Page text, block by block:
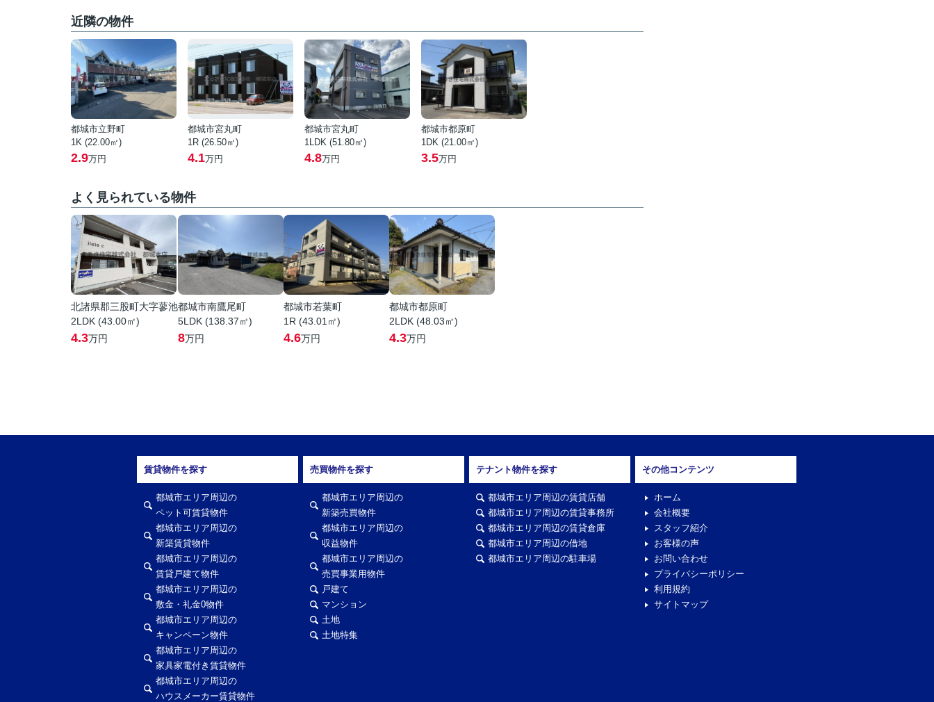
近隣の物件
都城市立野町
1K (22.00㎡)
2.9万円
都城市宮丸町
1R (26.50㎡)
4.1万円
都城市宮丸町
1LDK (51.80㎡)
4.8万円
都城市都原町
1DK (21.00㎡)
3.5万円
よく見られている物件
北諸県郡三股町大字蓼池
2LDK (43.00㎡)
4.3万円
都城市南鷹尾町
5LDK (138.37㎡)
8万円
都城市若葉町
1R (43.01㎡)
4.6万円
都城市都原町
2LDK (48.03㎡)
4.3万円
賃貸物件を探す
都城市エリア周辺の
ペット可賃貸物件
都城市エリア周辺の
新築賃貸物件
都城市エリア周辺の
賃貸戸建て物件
都城市エリア周辺の
敷金・礼金0物件
都城市エリア周辺の
キャンペーン物件
都城市エリア周辺の
家具家電付き賃貸物件
都城市エリア周辺の
ハウスメーカー賃貸物件
売買物件を探す
都城市エリア周辺の
新築売買物件
都城市エリア周辺の
収益物件
都城市エリア周辺の
売買事業用物件
戸建て
マンション
土地
土地特集
テナント物件を探す
都城市エリア周辺の賃貸店舗
都城市エリア周辺の賃貸事務所
都城市エリア周辺の賃貸倉庫
都城市エリア周辺の借地
都城市エリア周辺の駐車場
その他コンテンツ
ホーム
会社概要
スタッフ紹介
お客様の声
お問い合わせ
プライバシーポリシー
利用規約
サイトマップ